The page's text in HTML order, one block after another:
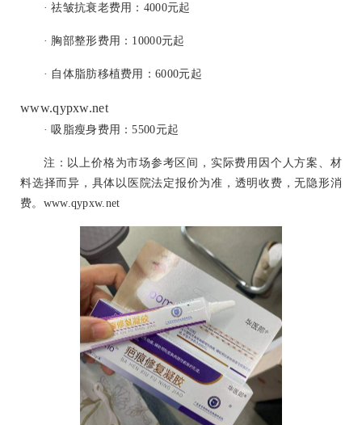
· 祛皱抗衰老费用：4000元起
· 胸部整形费用：10000元起
· 自体脂肪移植费用：6000元起
www.qypxw.net
· 吸脂瘦身费用：5500元起
注：以上价格为市场参考区间，实际费用因个人方案、材
料选择而异，具体以医院法定报价为准，透明收费，无隐形消
费。www.qypxw.net